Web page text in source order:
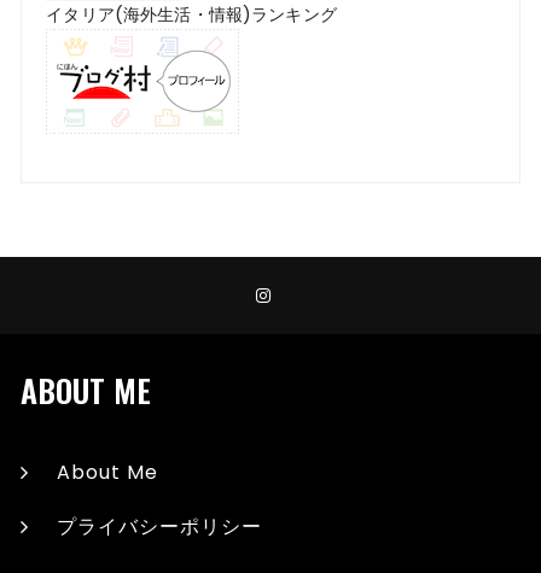
イタリア(海外生活・情報)ランキング
ABOUT ME
About Me
プライバシーポリシー